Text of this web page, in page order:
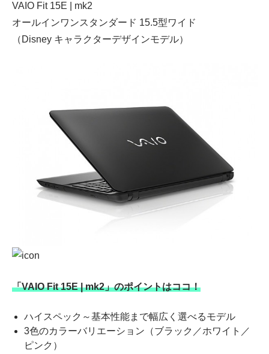
VAIO Fit 15E | mk2
オールインワンスタンダード 15.5型ワイド
（Disney キャラクターデザインモデル）
「VAIO Fit 15E | mk2」のポイントはココ！
ハイスペック～基本性能まで幅広く選べるモデル
3色のカラーバリエーション（ブラック／ホワイト／
ピンク）